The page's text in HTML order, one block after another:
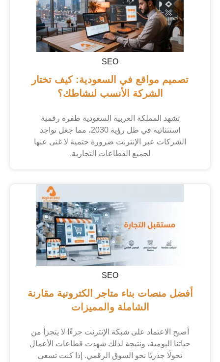
SEO
تصميم مواقع في السعودية: كيف تختار
الشركة الأنسب لنشاطك؟
تشهد المملكة العربية السعودية طفرة رقمية
استثنائية في ظل رؤية 2030، مما جعل تواجد
الشركات عبر الإنترنت ضرورة حتمية لا غنى عنها
لجميع القطاعات التجارية.
SEO
أفضل منصات بناء متاجر الكترونية مقارنة
الشاملة والمميزات
أصبح الاعتماد على شبكة الإنترنت جزءًا لا يتجزأ من
حياتنا اليومية، ونتيجة لذلك شهدت قطاعات الأعمال
تحولًا جذريًا نحو السوق الرقمي. إذا كنت تسعى